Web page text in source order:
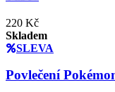
220 Kč
Skladem
SLEVA
Povlečení